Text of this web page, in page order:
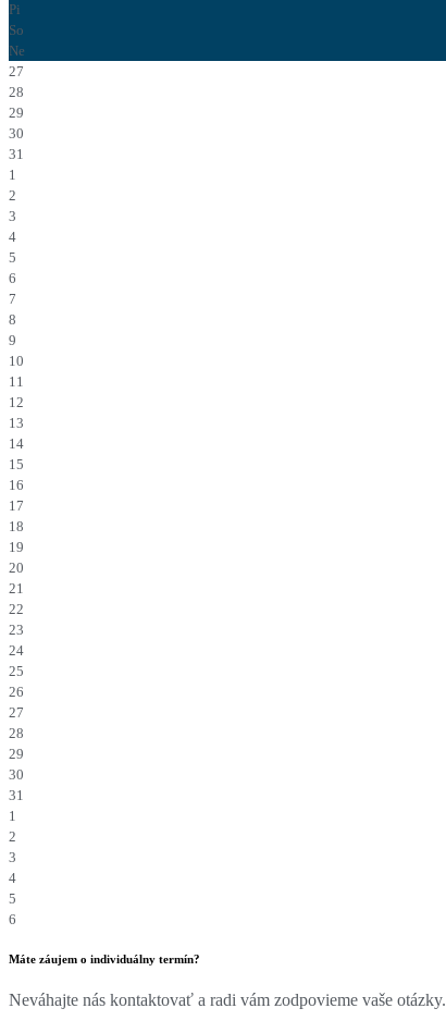
Pi
So
Ne
27
28
29
30
31
1
2
3
4
5
6
7
8
9
10
11
12
13
14
15
16
17
18
19
20
21
22
23
24
25
26
27
28
29
30
31
1
2
3
4
5
6
Máte záujem o individuálny termín?
Neváhajte nás kontaktovať a radi vám zodpovieme vaše otázky.